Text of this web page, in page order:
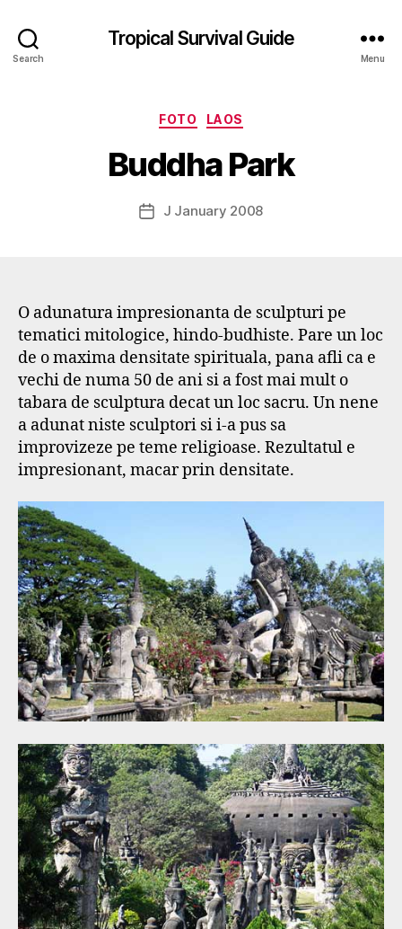
Search
Tropical Survival Guide
Menu
Categories
FOTO LAOS
Buddha Park
Post
author
g
s
p
d
f
PostJ January 2008
O adunatura impresionanta de sculpturi pe
tematici mitologice, hindo-budhiste. Pare un loc
de o maxima densitate spirituala, pana afli ca e
vechi de numa 50 de ani si a fost mai mult o
tabara de sculptura decat un loc sacru. Un nene
a adunat niste sculptori si i-a pus sa
improvizeze pe teme religioase. Rezultatul e
impresionant, macar prin densitate.